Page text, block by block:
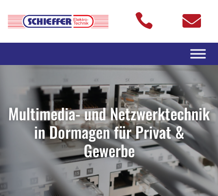
 
Multimedia- und Netzwerktechnik
in Dormagen für Privat &
Gewerbe